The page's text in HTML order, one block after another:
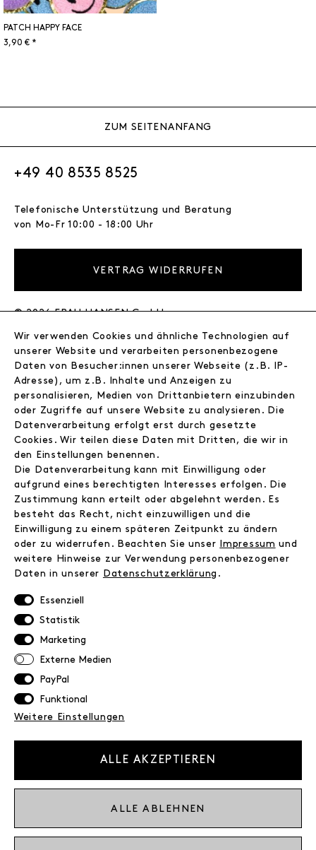
PATCH HAPPY FACE
3,90 € *
ZUM SEITENANFANG
+49 40 8535 8525
Telefonische Unterstützung und Beratung
von Mo-Fr 10:00 - 18:00 Uhr
VERTRAG WIDERRUFEN
© 2026 FRAU HANSEN GmbH
Store
Journal
Wir
Jobs
Instagram
Facebook
Kontakt
FAQ
Zahlungsinformationen
Versand
Retoure
Datenschutz
AGB
Impressum
NEWSLETTER
Ich bestätige die Datenschutzbestimmung
Wir verwenden Cookies und ähnliche Technologien auf
unserer Website und verarbeiten personenbezogene
Daten von Besucher:innen unserer Webseite (z.B. IP-
Adresse), um z.B. Inhalte und Anzeigen zu
personalisieren, Medien von Drittanbietern einzubinden
oder Zugriffe auf unsere Website zu analysieren. Die
Datenverarbeitung erfolgt erst durch gesetzte
Cookies. Wir teilen diese Daten mit Dritten, die wir in
den Einstellungen benennen.
Die Datenverarbeitung kann mit Einwilligung oder
aufgrund eines berechtigten Interesses erfolgen. Die
Zustimmung kann erteilt oder abgelehnt werden. Es
besteht das Recht, nicht einzuwilligen und die
Einwilligung zu einem späteren Zeitpunkt zu ändern
oder zu widerrufen. Beachten Sie unser
Impressum und
weitere Hinweise zur Verwendung personenbezogener
Daten in unserer
Daten­schutz­erklärung .
Essenziell
Statistik
Marketing
Externe Medien
PayPal
Funktional
Weitere Einstellungen
ALLE AKZEPTIEREN
ALLE ABLEHNEN